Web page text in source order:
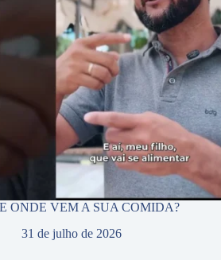
ONDE VEM A SUA COMIDA?
31 de julho de 2026